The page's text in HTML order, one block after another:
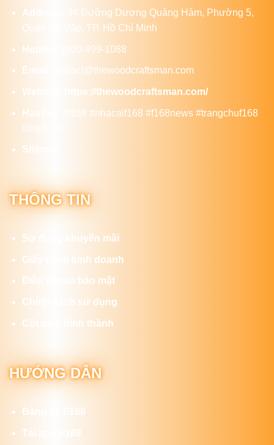
Address:
34 Đường Dương Quảng Hàm, Phường 5,
Quận Gò Vấp, TP. Hồ Chí Minh
Hotline : 1800-999-1088
Email contact@thewoodcraftsman.com
Website https://thewoodcraftsman.com/
HasTag
: #f168 #nhacaif168 #f168news #trangchuf168
#linkf168
Sitemap
THÔNG TIN
Sử dụng khuyến mãi
Giấy phép kinh doanh
Điều khoản bảo mật
Chính sách sử dụng
Cột mốc hình thành
HƯỚNG DẪN
Đăng ký F168
Tải app F168